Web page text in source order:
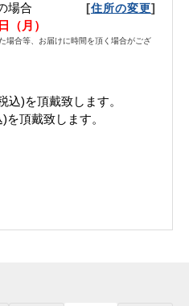
場合 [住所の変更]
（月）
場合等、お届けに時間を頂く場合がござ
込)を頂戴致します。
頂戴致します。